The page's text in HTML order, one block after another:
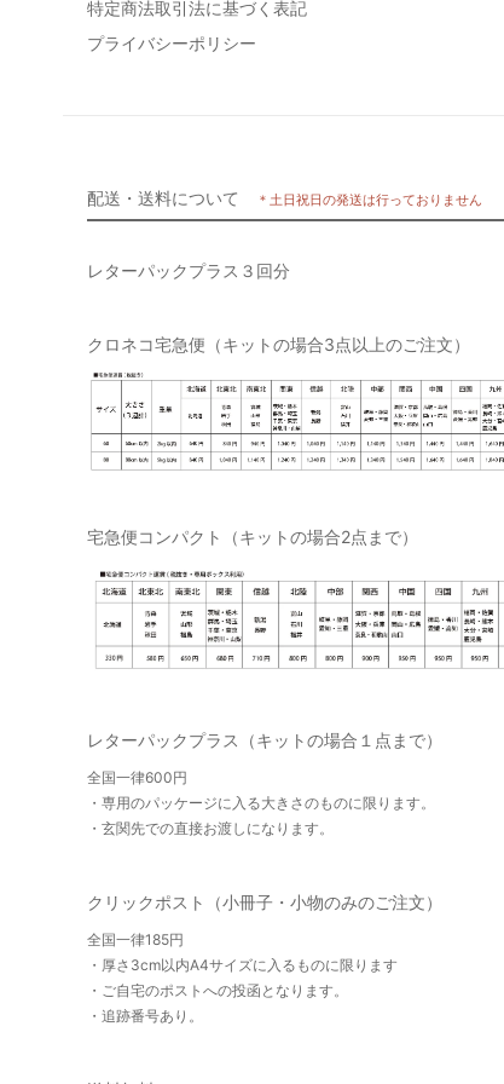
特定商法取引法に基づく表記
プライバシーポリシー
配送・送料について ＊土日祝日の発送は行っておりません
レターパックプラス３回分
クロネコ宅急便（キットの場合3点以上のご注文）
宅急便コンパクト（キットの場合2点まで）
レターパックプラス（キットの場合１点まで）
全国一律600円
・専用のパッケージに入る大きさのものに限ります。
・玄関先での直接お渡しになります。
クリックポスト（小冊子・小物のみのご注文）
全国一律185円
・厚さ3cm以内A4サイズに入るものに限ります
・ご自宅のポストへの投函となります。
・追跡番号あり。